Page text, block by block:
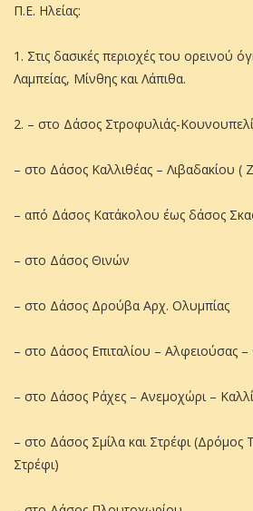
Π.Ε. Ηλείας:
1. Στις δασικές περιοχές του ορεινού
Λαμπείας, Μίνθης και Λάπιθα.
2. – στο Δάσος Στροφυλιάς-
– στο Δάσος Καλλιθέας – Λιβαδακίου (
– από Δάσος Κατάκολου έως δάσος
– στο Δάσος Θινών
– στο Δάσος Δρούβα Αρχ. Ολυμπίας
– στο Δάσος Επιταλίου – Αλφειούσας
– στο Δάσος Ράχες – Ανεμοχώρι –
– στο Δάσος Σμίλα και Στρέφι
Στρέφι)